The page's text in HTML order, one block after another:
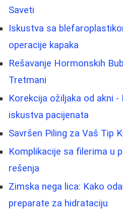
Saveti
Iskustva sa
operacije kapaka
Rešavanje Hormonskih
Tretmani
Korekcija ožiljaka od akni
iskustva pacijenata
Savršen Piling za Vaš Tip
Komplikacije sa filerima u
rešenja
Zimska nega lica: Kako
preparate za hidrataciju